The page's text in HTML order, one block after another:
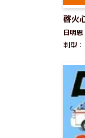
啓火
日明恩
判型